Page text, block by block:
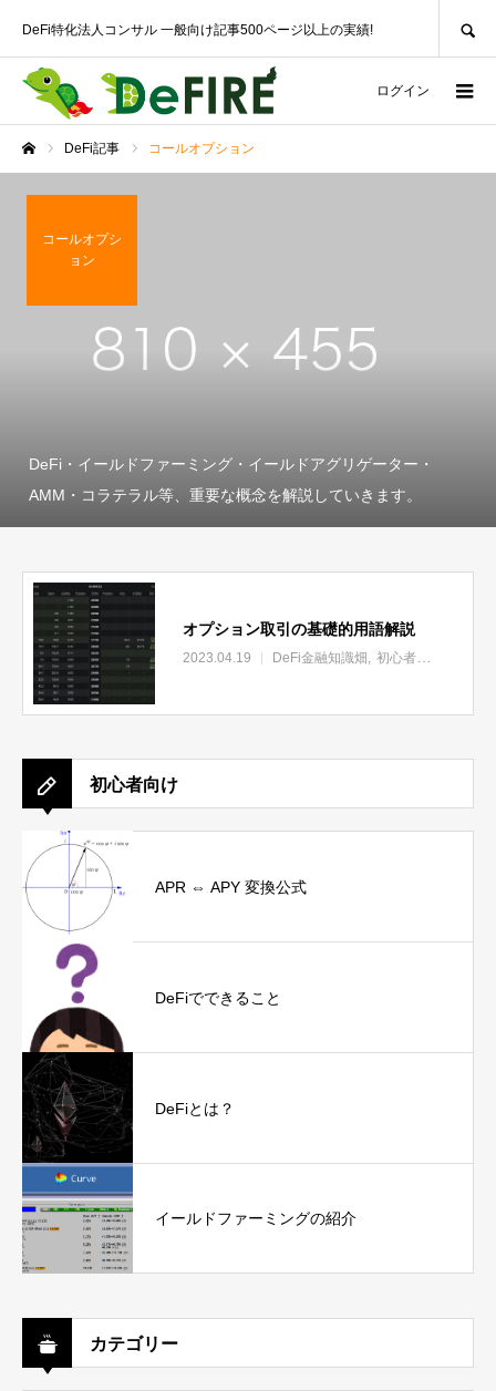
DeFi特化法人コンサル 一般向け記事500ページ以上の実績!
ログイン
DeFi記事 コールオプション
コールオプシ
ョン
DeFi・イールドファーミング・イールドアグリゲーター・
AMM・コラテラル等、重要な概念を解説していきます。
オプション取引の基礎的用語解説
2023.04.19 DeFi金融知識畑 初心者向け
初心者向け
APR ⇔ APY 変換公式
DeFiでできること
DeFiとは？
イールドファーミングの紹介
カテゴリー